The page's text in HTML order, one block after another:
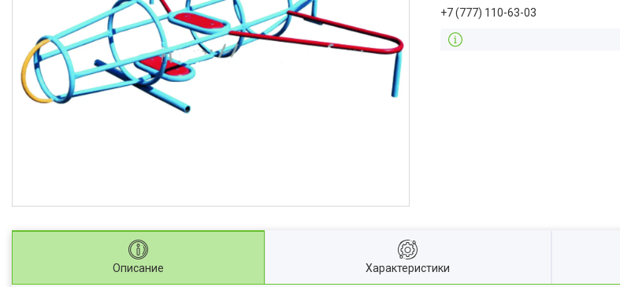
+7 (777) 110-63-03
Описание Характеристики